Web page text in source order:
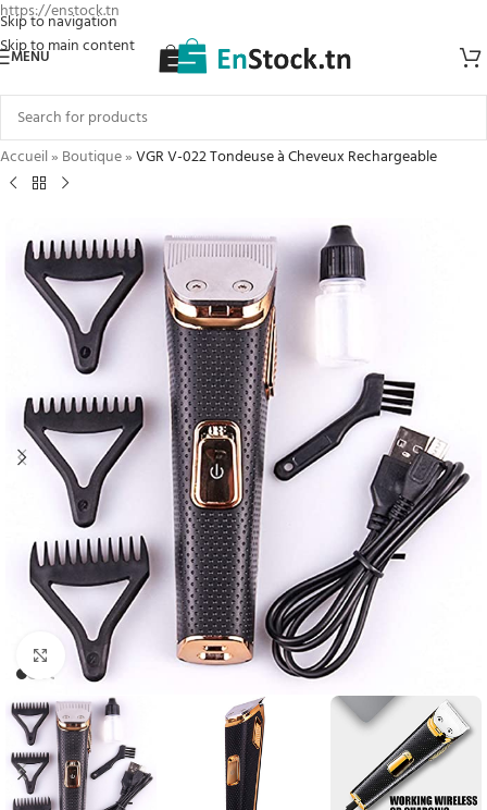
https://enstock.tn
Skip to navigation
Skip to main content
MENU
Accueil» Boutique»VGR V-022 Tondeuse à Cheveux Rechargeable
Click to enlarge